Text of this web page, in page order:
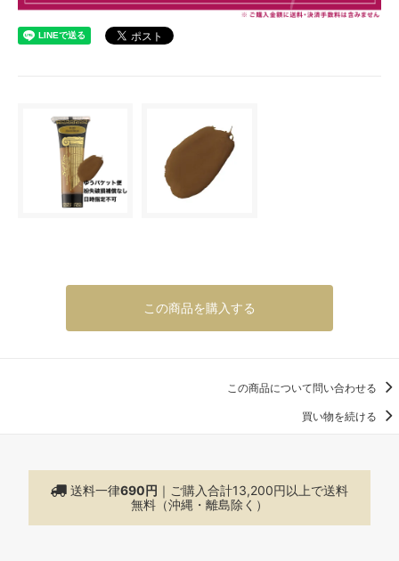
この商品を購入する
この商品について問い合わせる
買い物を続ける
送料一律690円 ｜ご購入合計13,200円以上で送料
無料（沖縄・離島除く）